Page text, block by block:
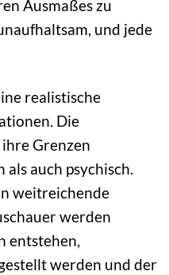
Ausmaßes zu
und jede
realistische
Die
Grenzen
auch psychisch.
weitreichende
werden
entstehen,
werden und der